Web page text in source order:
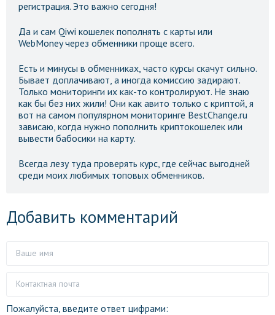
регистрация. Это важно сегодня!
Да и сам Qiwi кошелек пополнять с карты или
WebMoney через обменники проще всего.
Есть и минусы в обменниках, часто курсы скачут сильно.
Бывает доплачивают, а иногда комиссию задирают.
Только мониторинги их как-то контролируют. Не знаю
как бы без них жили! Они как авито только с криптой, я
вот на самом популярном мониторинге BestChange.ru
зависаю, когда нужно пополнить криптокошелек или
вывести бабосики на карту.
Всегда лезу туда проверять курс, где сейчас выгодней
среди моих любимых топовых обменников.
Добавить комментарий
Пожалуйста, введите ответ цифрами: